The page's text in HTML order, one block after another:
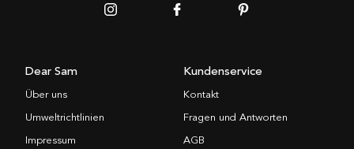
Dear Sam
Über uns
Umweltrichtlinien
Impressum
Kundenservice
Kontakt
Fragen und Antworten
AGB